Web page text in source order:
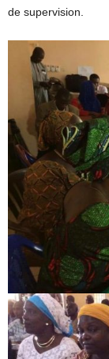
de supervision.